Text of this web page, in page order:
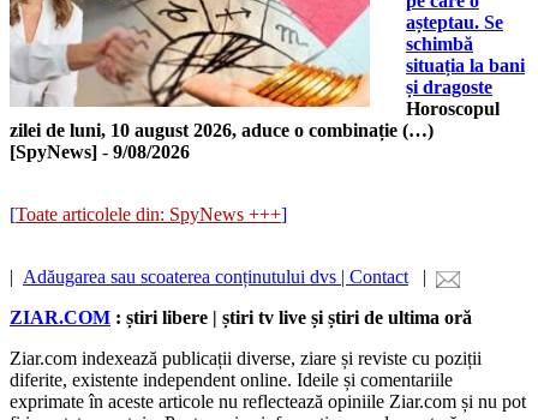
așteptau. Se
schimbă
situația la bani
și dragoste
Horoscopul
zilei de luni, 10 august 2026, aduce o combinație (…)
[SpyNews] - 9/08/2026
[Toate articolele din: SpyNews +++]
| Adăugarea sau scoaterea conținutului dvs | Contact |
ZIAR.COM : știri libere | știri tv live și știri de ultima oră
Ziar.com indexează publicații diverse, ziare și reviste cu poziții
diferite, existente independent online. Ideile și comentariile
exprimate în aceste articole nu reflectează opiniile Ziar.com și nu pot